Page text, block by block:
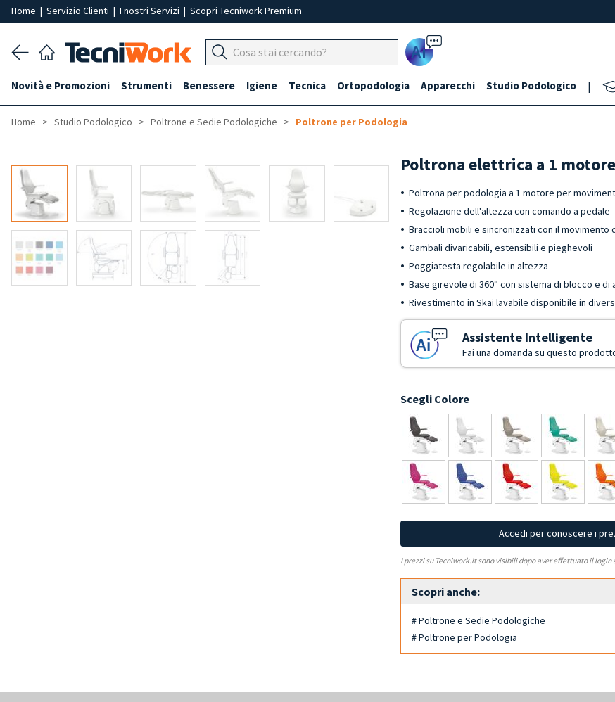
Home | Servizio Clienti | I nostri Servizi | Scopri Tecniwork Premium
Ai
Novità e Promozioni Strumenti Benessere Igiene Tecnica Ortopodologia Apparecchi Studio Podologico |
Home Studio Podologico Poltrone e Sedie Podologiche Poltrone per Podologia
Poltrona elettrica a 1
Poltrona per podologia a 1 motore per
Regolazione dell'altezza con comando a pedale
Braccioli mobili e sincronizzati con il movimento
Gambali divaricabili, estensibili e pieghevoli
Poggiatesta regolabile in altezza
Base girevole di 360° con sistema di blocco e di
Rivestimento in Skai lavabile disponibile in
Assistente Intelligente
Fai una domanda su questo
Scegli Colore
Accedi per conoscere i
I prezzi su Tecniwork.it sono visibili dopo aver effettuato il
Scopri anche:
# Poltrone e Sedie Podologiche
# Poltrone per Podologia